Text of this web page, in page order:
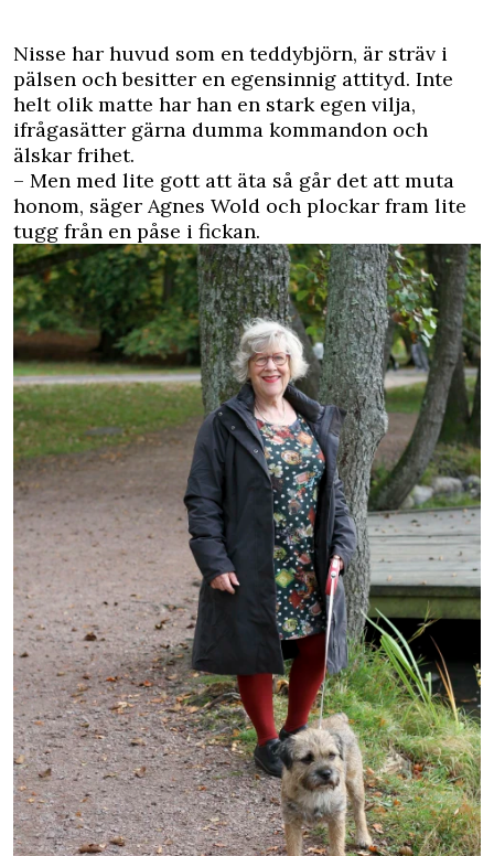
Nisse har huvud som en teddybjörn, är sträv i
pälsen och besitter en egensinnig attityd. Inte
helt olik matte har han en stark egen vilja,
ifrågasätter gärna dumma kommandon och
älskar frihet.
– Men med lite gott att äta så går det att muta
honom, säger Agnes Wold och plockar fram lite
tugg från en påse i fickan.